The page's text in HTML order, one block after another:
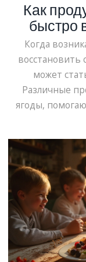
Как
быстро
Когда
может
Различные
ягоды,
доступные
бодрости.